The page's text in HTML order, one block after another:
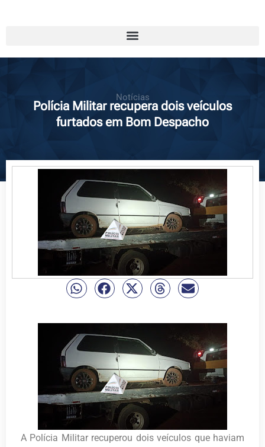
Notícias
Polícia Militar recupera dois veículos
furtados em Bom Despacho
A Polícia Militar recuperou dois veículos que haviam